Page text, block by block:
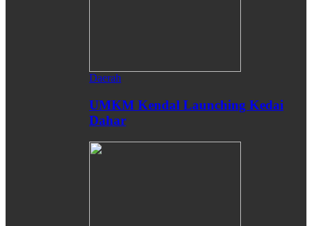
Daerah
UMKM Kendal Launching Kedai
Dahar